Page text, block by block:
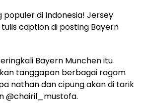
populer di Indonesia! Jersey
tulis caption di posting Bayern
Bayern Munchen itu
tanggapan berbagai ragam
nathan dan cipung akan di tarik
@chairil_mustofa.